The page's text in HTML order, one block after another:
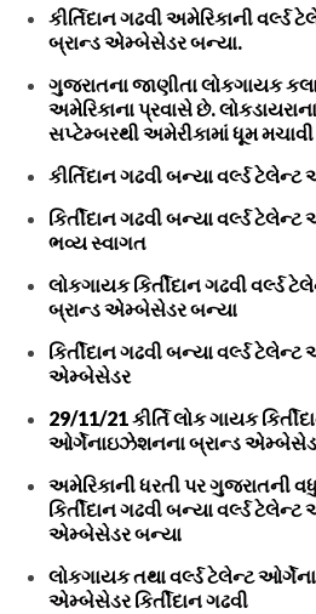
કીર્તિદાન ગઢવી અમેરિકાની
બ્રાન્ડ એમ્બેસેડર બન્યા.
ગુજરાતના જાણીતા લોકગાયક
અમેરિકાના પ્રવાસે છે.
સપ્ટેમ્બરથી અમેરીકામાં ધૂમ મચાવી
કીર્તિદાન ગઢવી બન્યા વર્લ્ડ
કિર્તીદાન ગઢવી બન્યા વર્લ્ડ
ભવ્ય સ્વાગત
લોકગાયક કિર્તીદાન ગઢવી વર્લ્ડ
બ્રાન્ડ એમ્બેસેડર બન્યા
કિર્તીદાન ગઢવી બન્યા વર્લ્ડ
એમ્બેસેડર
29/11/21 કીર્તિ લોક ગાયક
ઓર્ગેનાઇઝેશનના બ્રાન્ડ
અમેરિકાની ધરતી પર ગુજરાતની
કિર્તીદાન ગઢવી બન્યા વર્લ્ડ
એમ્બેસેડર બન્યા
લોકગાયક તથા વર્લ્ડ ટેલેન્ટ
એમ્બેસેડર કિર્તીદાન ગઢવી